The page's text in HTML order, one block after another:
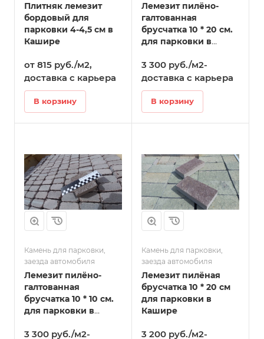
Плитняк лемезит
бордовый для
парковки 4-4,5 см в
Кашире
от 815 руб./м2,
доставка с карьера
В корзину
Лемезит пилёно-
галтованная
брусчатка 10 * 20 см.
для парковки в
3 300 руб./м2-
доставка с карьера
В корзину
Камень для парковки,
заезда автомобиля
Лемезит пилёно-
галтованная
брусчатка 10 * 10 см.
для парковки в
3 300 руб./м2-
Камень для парковки,
заезда автомобиля
Лемезит пилёная
брусчатка 10 * 20 см
для парковки в
Кашире
3 200 руб./м2-